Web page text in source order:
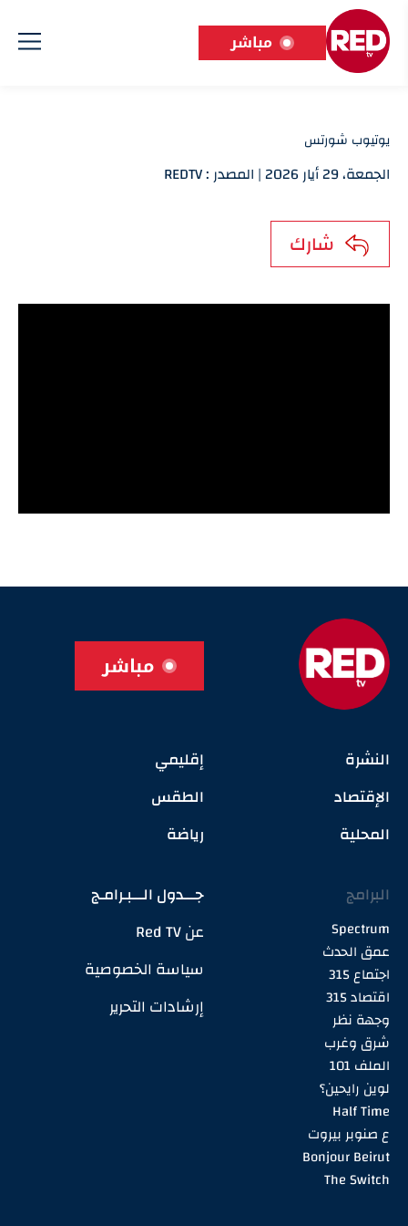
مباشر
يوتيوب شورتس
الجمعة، 29 أيار 2026 | المصدر : REDTV
شارك
مباشر
النشرة
الإقتصاد
المحلية
إقليمي
الطقس
رياضة
البرامج
Spectrum
عمق الحدث
اجتماع 315
اقتصاد 315
وجهة نظر
شرق وغرب
الملف 101
لوين رايحين؟
Half Time
ع صنوبر بيروت
Bonjour Beirut
The Switch
جـــدول الـــبـرامـج
عن Red TV
سياسة الخصوصية
إرشادات التحرير